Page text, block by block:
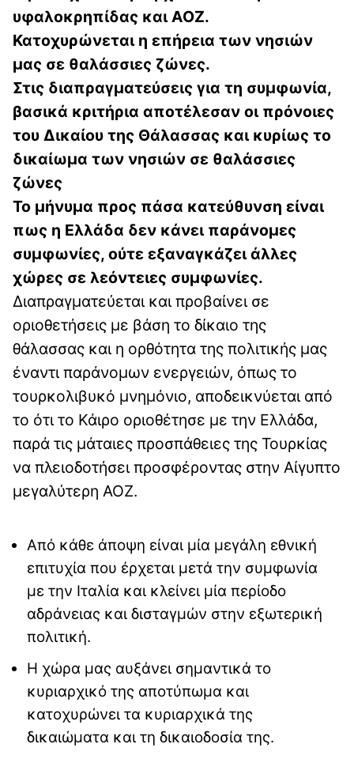
υφαλοκρηπίδας και ΑΟΖ.
Κατοχυρώνεται η επήρεια των νησιών
μας σε θαλάσσιες ζώνες.
Στις διαπραγματεύσεις για τη συμφωνία,
βασικά κριτήρια αποτέλεσαν οι πρόνοιες
του Δικαίου της Θάλασσας και κυρίως το
δικαίωμα των νησιών σε θαλάσσιες
ζώνες
Το μήνυμα προς πάσα κατεύθυνση είναι
πως η Ελλάδα δεν κάνει παράνομες
συμφωνίες, ούτε εξαναγκάζει άλλες
χώρες σε λεόντειες συμφωνίες.
Διαπραγματεύεται και προβαίνει σε
οριοθετήσεις με βάση το δίκαιο της
θάλασσας και η ορθότητα της πολιτικής μας
έναντι παράνομων ενεργειών, όπως το
τουρκολιβυκό μνημόνιο, αποδεικνύεται από
το ότι το Κάιρο οριοθέτησε με την Ελλάδα,
παρά τις μάταιες προσπάθειες της Τουρκίας
να πλειοδοτήσει προσφέροντας στην Αίγυπτο
μεγαλύτερη ΑΟΖ.
Από κάθε άποψη είναι μία μεγάλη εθνική
επιτυχία που έρχεται μετά την συμφωνία
με την Ιταλία και κλείνει μία περίοδο
αδράνειας και δισταγμών στην εξωτερική
πολιτική.
Η χώρα μας αυξάνει σημαντικά το
κυριαρχικό της αποτύπωμα και
κατοχυρώνει τα κυριαρχικά της
δικαιώματα και τη δικαιοδοσία της.